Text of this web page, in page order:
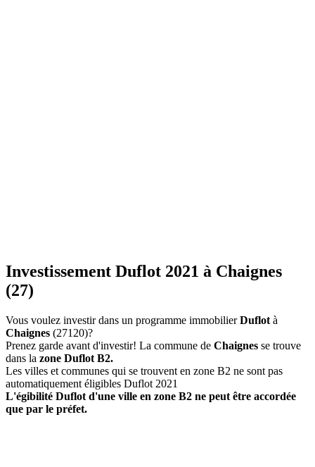
Investissement Duflot 2021 à Chaignes
(27)
Vous voulez investir dans un programme immobilierDuflot à
Chaignes (27120)?
Prenez garde avant d'investir! La commune de Chaignes se trouve
dans la zone Duflot B2.
Les villes et communes qui se trouvent en zone B2 ne sont pas
automatiquement éligibles Duflot 2021
L'égibilité Duflot d'une ville en zone B2 ne peut être accordée
que par le préfet.